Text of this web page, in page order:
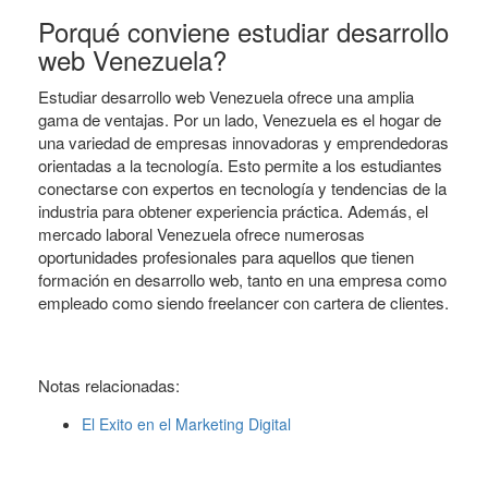
Porqué conviene estudiar desarrollo
web Venezuela?
Estudiar desarrollo web Venezuela ofrece una amplia
gama de ventajas. Por un lado, Venezuela es el hogar de
una variedad de empresas innovadoras y emprendedoras
orientadas a la tecnología. Esto permite a los estudiantes
conectarse con expertos en tecnología y tendencias de la
industria para obtener experiencia práctica. Además, el
mercado laboral Venezuela ofrece numerosas
oportunidades profesionales para aquellos que tienen
formación en desarrollo web, tanto en una empresa como
empleado como siendo freelancer con cartera de clientes.
Notas relacionadas:
El Exito en el Marketing Digital